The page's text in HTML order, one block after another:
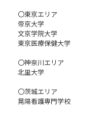
〇東京エリア
帝京大学
文京学院大学
東京医療保健大学
〇神奈川エリア
北里大学
〇茨城エリア
晃陽看護専門学校